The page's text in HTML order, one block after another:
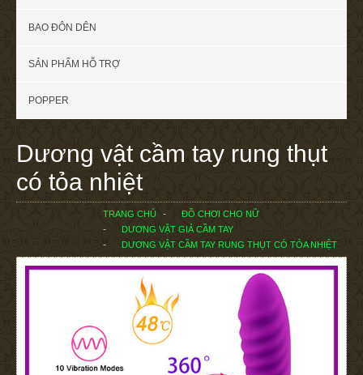
BAO ĐÔN DÊN
SẢN PHẨM HỖ TRỢ
POPPER
Dương vật cầm tay rung thụt
có tỏa nhiệt
TRANG CHỦ
ĐỒ CHƠI CHO NỮ
DƯƠNG VẬT GIẢ CẦM TAY
DƯƠNG VẬT CẦM TAY RUNG THỤT CÓ TỎA NHIỆT